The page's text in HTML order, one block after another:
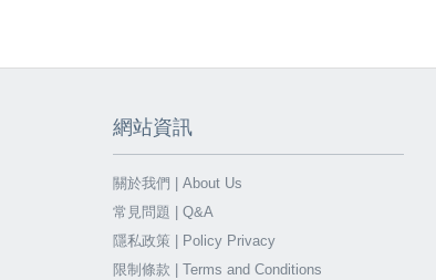
網站資訊
關於我們 | About Us
常見問題 | Q&A
隱私政策 | Policy Privacy
限制條款 | Terms and Conditions